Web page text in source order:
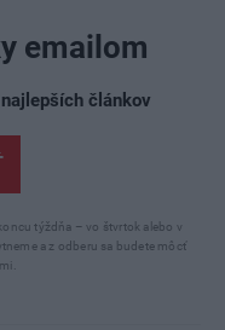
emailom
článkov
týždňa – vo štvrtok alebo v
a z odberu sa budete môcť